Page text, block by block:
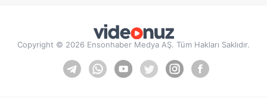
Copyright © 2026 Ensonhaber Medya AŞ. Tüm Hakları Saklıdır.